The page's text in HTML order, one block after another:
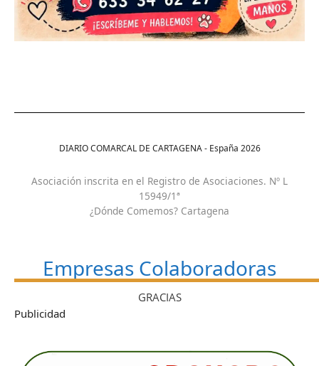
DIARIO COMARCAL DE CARTAGENA - España 2026
Asociación inscrita en el Registro de Asociaciones. Nº L
15949/1ª
¿Dónde Comemos? Cartagena
Empresas Colaboradoras
GRACIAS
Publicidad